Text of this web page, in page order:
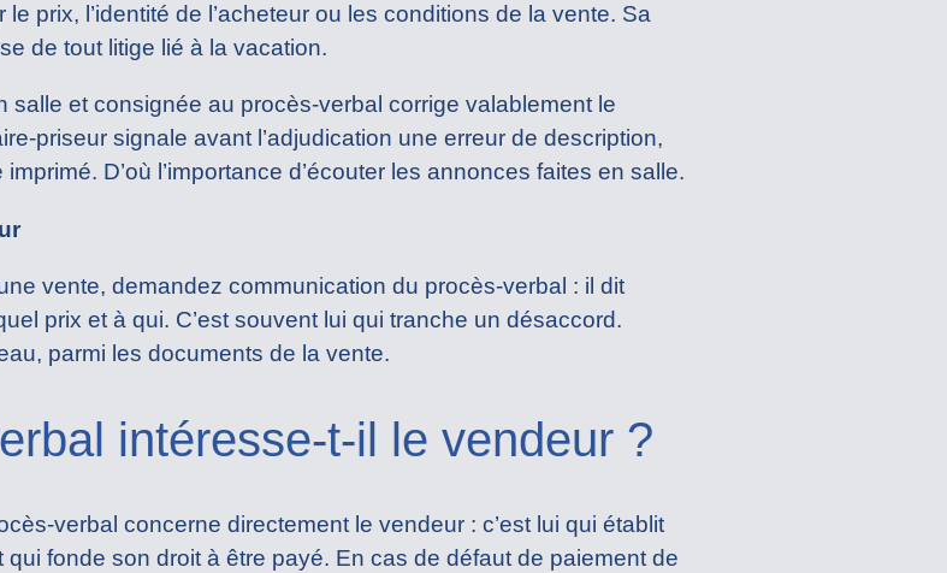
prix, l’identité de l’acheteur ou les conditions de la vente. Sa
de tout litige lié à la vacation.
salle et consignée au procès-verbal corrige valablement le
priseur signale avant l’adjudication une erreur de description,
D’où l’importance d’écouter les annonces faites en salle.
vente, demandez communication du procès-verbal : il dit
prix et à qui. C’est souvent lui qui tranche un désaccord.
parmi les documents de la vente.
intéresse-t-il le vendeur ?
verbal concerne directement le vendeur : c’est lui qui établit
fonde son droit à être payé. En cas de défaut de paiement de